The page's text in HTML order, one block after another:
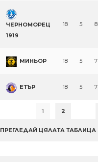
ЧЕРНОМОРЕЦ
1919
18 5 8
МИНЬОР 18 5 7
ЕТЪР 18 5 7
1 2
ПРЕГЛЕДАЙ ЦЯЛАТА ТАБЛИЦА